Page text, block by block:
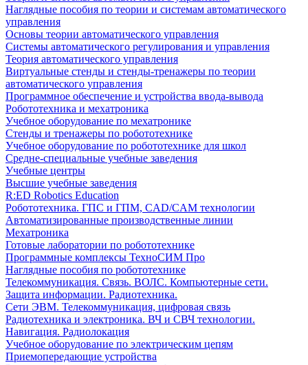
Наглядные пособия по теории и системам автоматического
управления
Основы теории автоматического управления
Системы автоматического регулирования и управления
Теория автоматического управления
Виртуальные стенды и стенды-тренажеры по теории
автоматического управления
Программное обеспечение и устройства ввода-вывода
Робототехника и мехатроника
Учебное оборудование по мехатронике
Стенды и тренажеры по робототехнике
Учебное оборудование по робототехнике для школ
Средне-специальные учебные заведения
Учебные центры
Высшие учебные заведения
R:ED Robotics Education
Робототехника. ГПС и ГПМ, CAD/CAM технологии
Автоматизированные производственные линии
Мехатроника
Готовые лаборатории по робототехнике
Программные комплексы ТехноСИМ Про
Наглядные пособия по робототехнике
Телекоммуникация. Связь. ВОЛС. Компьютерные сети.
Защита информации. Радиотехника.
Сети ЭВМ. Телекоммуникация, цифровая связь
Радиотехника и электроника. ВЧ и СВЧ технологии.
Навигация. Радиолокация
Учебное оборудование по электрическим цепям
Приемопередающие устройства